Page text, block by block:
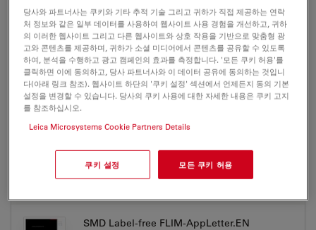
APPLICATION NOTES
SMD FCS Basics-AppLetter.EN
Jul 27, 2026 PDF, 1,014 KB
DOWNLOAD
SMD FRETwith FLIM-AppLetter.EN
Jul 27, 2026 PDF, 1 MB
DOWNLOAD
SMD Label-free FLIM-AppLetter.EN
당사와 파트너사는 쿠키와 기타 추적 기술 그리고 귀하가 직접 제공하는 연락
처 정보와 같은 일부 데이터를 사용하여 웹사이트 사용 경험을 개선하고, 귀하
의 이러한 웹사이트 그리고 다른 웹사이트와 상호 작용을 기반으로 맞춤형 광
고와 콘텐츠를 제공하며, 귀하가 소셜 미디어에서 콘텐츠를 공유할 수 있도록
하여, 분석을 수행하고 광고 캠페인의 효과를 측정합니다. '모든 쿠키 허용'를
클릭하면 이에 동의하고, 당사 파트너사와 이 데이터 공유에 동의하는 것입니
다(아래 링크 참조). 웹사이트 하단의 '쿠키 설정' 섹션에서 언제든지 동의 기본
설정을 변경할 수 있습니다. 당사의 쿠키 사용에 대한 자세한 내용은 쿠키 고지
를 참조하십시오.
Leica Microsystems Cookie Partners Details
쿠키 설정 모든 쿠키 허용